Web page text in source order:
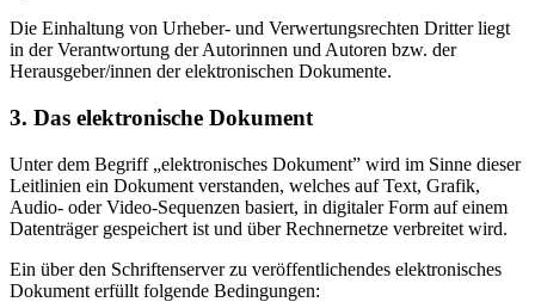
Die Einhaltung von Urheber- und Verwertungsrechten Dritter liegt
in der Verantwortung der Autorinnen und Autoren bzw. der
Herausgeber/innen der elektronischen Dokumente.
3. Das elektronische Dokument
Unter dem Begriff „elektronisches Dokument” wird im Sinne dieser
Leitlinien ein Dokument verstanden, welches auf Text, Grafik,
Audio- oder Video-Sequenzen basiert, in digitaler Form auf einem
Datenträger gespeichert ist und über Rechnernetze verbreitet wird.
Ein über den Schriftenserver zu veröffentlichendes elektronisches
Dokument erfüllt folgende Bedingungen: